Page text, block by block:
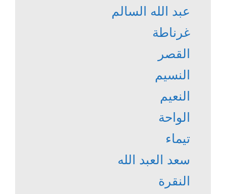
عبد الله السالم
غرناطة
القصر
النسيم
النعيم
الواحة
تيماء
سعد العبد الله
النقرة